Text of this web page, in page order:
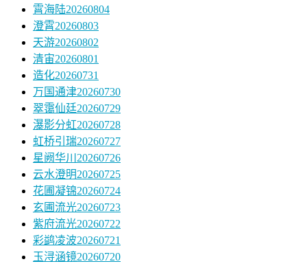
霄海陆20260804
澄霄20260803
天游20260802
清宙20260801
造化20260731
万国通津20260730
翠霭仙廷20260729
瀑影分虹20260728
虹桥引瑞20260727
星阙华川20260726
云水澄明20260725
花圃凝锦20260724
玄圃流光20260723
紫府流光20260722
彩鹢凌波20260721
玉浔涵镜20260720